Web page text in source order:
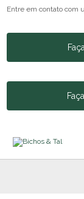
Entre em contato com